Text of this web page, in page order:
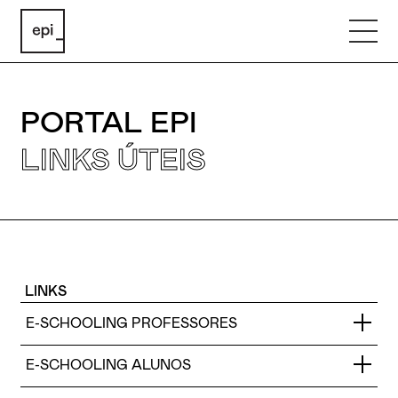
PORTAL EPI
LINKS ÚTEIS
LINKS
E-SCHOOLING PROFESSORES
Entrar
E-SCHOOLING ALUNOS